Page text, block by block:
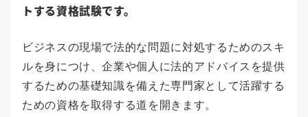
トする資格試験です。
ビジネスの現場で法的な問題に対処するためのスキ
ルを身につけ、企業や個人に法的アドバイスを提供
するための基礎知識を備えた専門家として活躍する
ための資格を取得する道を開きます。